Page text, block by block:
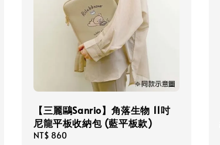
【三麗鷗Sanrio】角落生物 11吋
尼龍平板收納包 (藍平板款)
Regular
NT$ 860